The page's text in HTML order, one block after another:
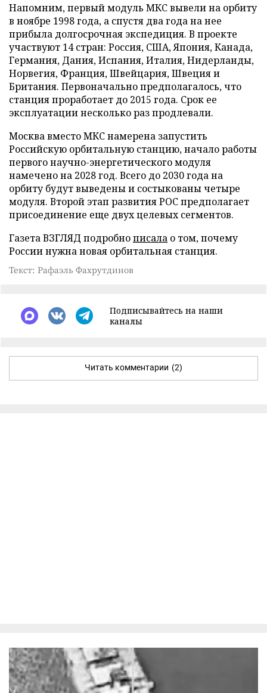
Напомним, первый модуль МКС вывели на орбиту
в ноябре 1998 года, а спустя два года на нее
прибыла долгосрочная экспедиция. В проекте
участвуют 14 стран: Россия, США, Япония, Канада,
Германия, Дания, Испания, Италия, Нидерланды,
Норвегия, Франция, Швейцария, Швеция и
Британия. Первоначально предполагалось, что
станция проработает до 2015 года. Срок ее
эксплуатации несколько раз продлевали.
Москва вместо МКС намерена запустить
Российскую орбитальную станцию, начало работы
первого научно-энергетического модуля
намечено на 2028 год. Всего до 2030 года на
орбиту будут выведены и состыкованы четыре
модуля. Второй этап развития РОС предполагает
присоединение еще двух целевых сегментов.
Газета ВЗГЛЯД подробнописала о том, почему
России нужна новая орбитальная станция.
Текст: Рафаэль Фахрутдинов
Подписывайтесь на наши
каналы
Читать комментарии (2)